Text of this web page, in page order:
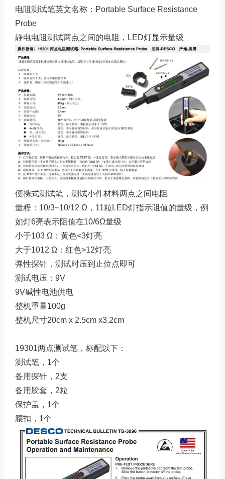
电阻测试笔英文名称：Portable Surface Resistance
Probe
静电电阻测试两点之间的电阻，LED灯显示量级
便携式测试笔，测试小件材料两点之间电阻
量程：10/3~10/12 Ω，11粒LED灯指示阻值的量级，例
如灯6亮表示阻值在10/6Ω量级
小于103 Ω：黄色<3灯亮
大于1012 Ω：红色>12灯亮
弹性探针，测试时压到止位点即可
测试电压：9V
9V碱性电池供电
整机重量100g
整机尺寸20cm x 2.5cm x3.2cm
19301两点测试笔，标配以下：
测试笔，1个
备用探针，2支
备用胶套，2粒
保护盖，1个
腰扣，1个